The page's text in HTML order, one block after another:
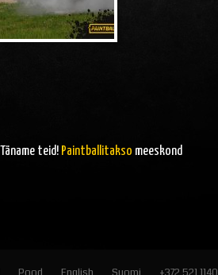
Täname teid! Paintballitakso meeskond